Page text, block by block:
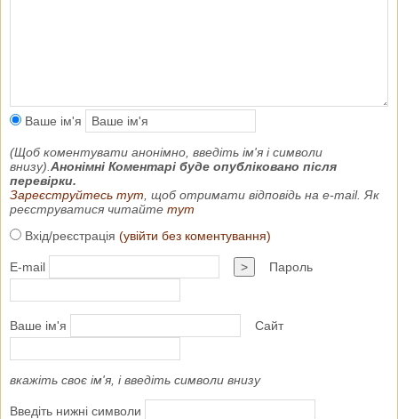
Ваше ім'я
(Щоб коментувати анонімно, введіть ім'я і символи
внизу). Анонімні Коментарі буде опубліковано після
перевірки.
Зареєструйтесь тут , щоб отримати відповідь на e-mail. Як
реєструватися читайте тут
Вхід/реєстрація (увійти без коментування)
E-mail > Пароль
Ваше ім'я Сайт
вкажіть своє ім'я, і введіть символи внизу
Введіть нижні символи